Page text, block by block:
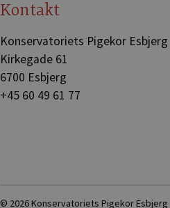
Kontakt
Konservatoriets Pigekor Esbjerg
Kirkegade 61
6700 Esbjerg
+45 60 49 61 77
© 2026 Konservatoriets Pigekor Esbjerg